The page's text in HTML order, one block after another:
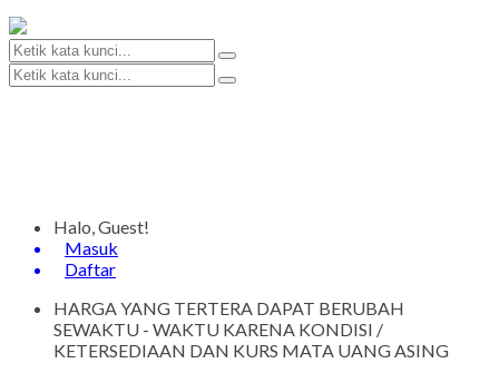
Halo, Guest!
Masuk
Daftar
HARGA YANG TERTERA DAPAT BERUBAH
SEWAKTU - WAKTU KARENA KONDISI /
KETERSEDIAAN DAN KURS MATA UANG ASING